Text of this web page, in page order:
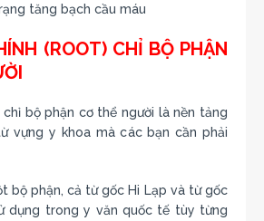
tăng bạch cầu máu
(ROOT) CHỈ BỘ PHẬN
chỉ bộ phận cơ thể người là nền tảng
vựng y khoa mà các bạn cần phải
bộ phận, cả từ gốc Hi Lạp và từ gốc
dụng trong y văn quốc tế tùy từng